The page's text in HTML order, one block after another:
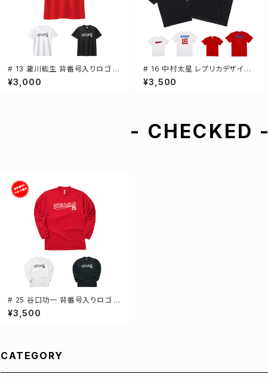
# 13 瀧川紘生 背番号入りロゴ ド
ライTシャツ 半袖 選手還元 3カラ
ー S-5Lサイズ 000300
¥3,000
# 16 中村太星 レプリカデザイン
3カラー 選手還元 半袖Tシャツ S
-XXXLサイズ 500101
¥3,500
- CHECKED -
# 25 谷口功一 背番号入りロゴ ド
ライTシャツ 長袖 選手還元 3カラ
ー S-5Lサイズ 000304
¥3,500
CATEGORY